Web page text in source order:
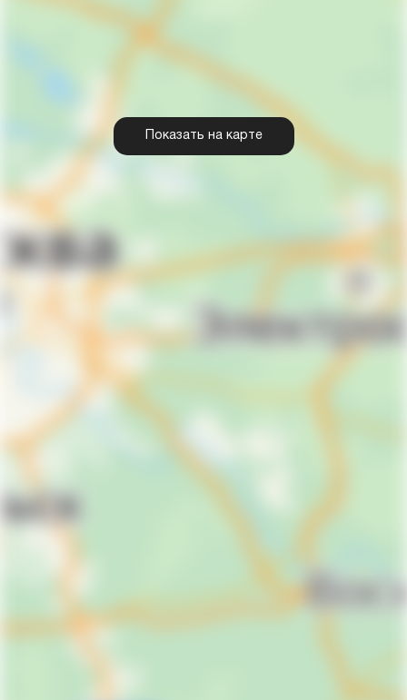
Показать на карте